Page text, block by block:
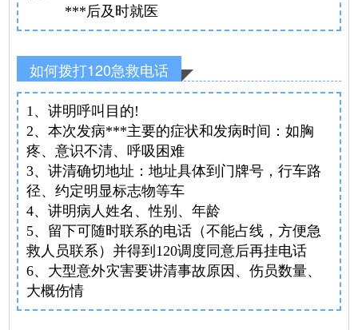
***后及时就医
如何拨打120急救电话
1、讲明呼叫目的!
2、本次发病***主要的症状和发病时间：如胸
疼、意识不清、呼吸困难
3、讲清确切地址：地址具体到门牌号，行车路
径、约定明显标志物等车
4、讲明病人姓名、性别、年龄
5、留下可随时联系的电话（不能占线，方便急
救人员联系）并得到120调度同意后再挂电话
6、大型意外灾害要讲清事故原因、伤员数量、
大概伤情